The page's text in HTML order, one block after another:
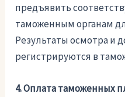
предъявить
таможенным органам
Результаты осмотра и
регистрируются в
4. Оплата таможенных